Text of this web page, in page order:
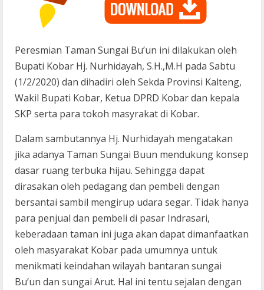
Peresmian Taman Sungai Bu’un ini dilakukan oleh
Bupati Kobar Hj. Nurhidayah, S.H.,M.H pada Sabtu
(1/2/2020) dan dihadiri oleh Sekda Provinsi Kalteng,
Wakil Bupati Kobar, Ketua DPRD Kobar dan kepala
SKP serta para tokoh masyrakat di Kobar.
Dalam sambutannya Hj. Nurhidayah mengatakan
jika adanya Taman Sungai Buun mendukung konsep
dasar ruang terbuka hijau. Sehingga dapat
dirasakan oleh pedagang dan pembeli dengan
bersantai sambil mengirup udara segar. Tidak hanya
para penjual dan pembeli di pasar Indrasari,
keberadaan taman ini juga akan dapat dimanfaatkan
oleh masyarakat Kobar pada umumnya untuk
menikmati keindahan wilayah bantaran sungai
Bu’un dan sungai Arut. Hal ini tentu sejalan dengan